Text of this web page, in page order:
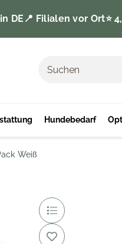
DE 📍 Filialen vor Ort⭐️
Hundebedarf
Weiß